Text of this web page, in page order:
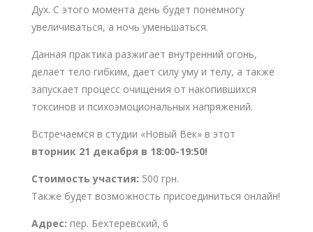
Дух. С этого момента день будет понемногу
увеличиваться, а ночь уменьшаться.
Данная практика разжигает внутренний огонь,
делает тело гибким, дает силу уму и телу, а также
запускает процесс очищения от накопившихся
токсинов и психоэмоциональных напряжений.
Встречаемся в студии «Новый Век» в этот
вторник 21 декабря в 18:00-19:50!
Стоимость участия: 500 грн.
Также будет возможность присоединиться онлайн!
Адрес: пер. Бехтеревский, 6